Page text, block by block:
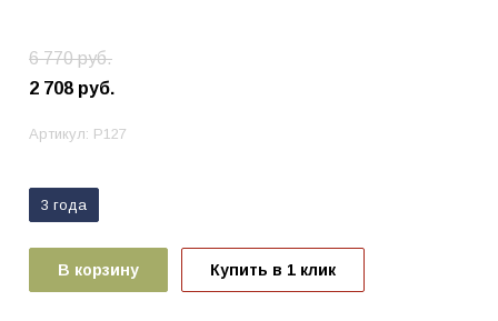
6 770руб.
2 708 руб.
Артикул: P127
3 года
В корзину Купить в 1 клик